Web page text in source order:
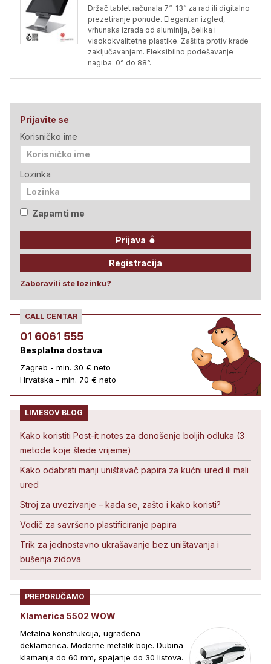
Držač tablet računala 7“-13“ za rad ili digitalno
prezetiranje ponude. Elegantan izgled,
vrhunska izrada od aluminija, čelika i
visokokvalitetne plastike. Zaštita protiv krađe
zaključavanjem. Fleksibilno podešavanje
nagiba: 0° do 88°.
Prijavite se
Korisničko ime
Lozinka
Zapamti me
Prijava
Registracija
Zaboravili ste lozinku?
CALL CENTAR
01 6061 555
Besplatna dostava
Zagreb - min. 30 € neto
Hrvatska - min. 70 € neto
LIMESOV BLOG
Kako koristiti Post-it notes za donošenje boljih odluka (3
metode koje štede vrijeme)
Kako odabrati manji uništavač papira za kućni ured ili mali
ured
Stroj za uvezivanje – kada se, zašto i kako koristi?
Vodič za savršeno plastificiranje papira
Trik za jednostavno ukrašavanje bez uništavanja i
bušenja zidova
PREPORUČAMO
Klamerica 5502 WOW
Metalna konstrukcija, ugrađena
deklamerica. Moderne metalik boje. Dubina
klamanja do 60 mm, spajanje do 30 listova.